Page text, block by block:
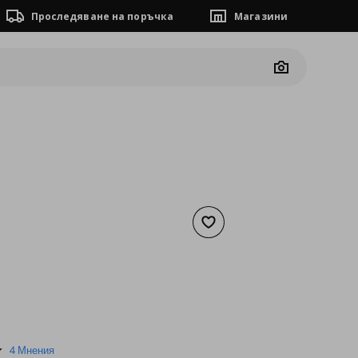
Проследяване на поръчка Магазини
Camera
Добави към списъка с
3.34 Мнения